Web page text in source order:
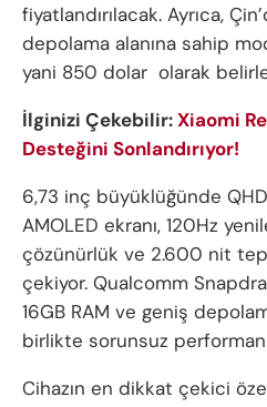
fiyatlandırılacak. Ayrıca,
depolama alanına sahip
yani 850 dolar olarak
İlginizi Çekebilir:Xiaomi
Desteğini Sonlandırıyor!
6,73 inç büyüklüğünde
AMOLED ekranı, 120Hz
çözünürlük ve 2.600 nit
çekiyor. Qualcomm
16GB RAM ve geniş
birlikte sorunsuz
Cihazın en dikkat çekici